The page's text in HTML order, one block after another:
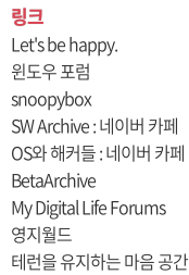
링크
Let's be happy.
윈도우 포럼
snoopybox
SW Archive : 네이버 카페
OS와 해커들 : 네이버 카페
BetaArchive
My Digital Life Forums
영지월드
테런을 유지하는 마음 공간